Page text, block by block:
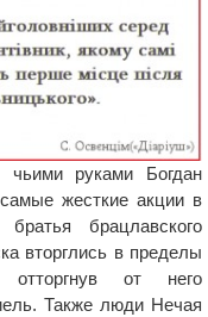
руками Богдан
жесткие акции в
брацлавского
вторглись в пределы
отторгнув от него
Также люди Нечая